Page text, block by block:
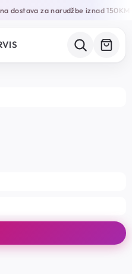
za narudžbe iznad 150KM•